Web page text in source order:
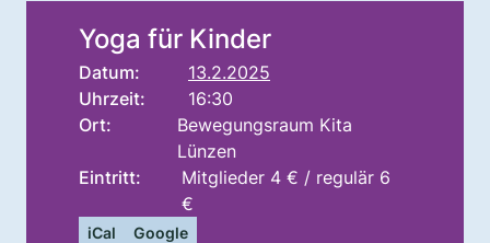
Yoga für Kinder
Datum:
13.2.2025
Uhrzeit:
16:30
Ort:
Bewegungsraum Kita
Lünzen
Eintritt:
Mitglieder 4 € / regulär 6
€
iCal Google